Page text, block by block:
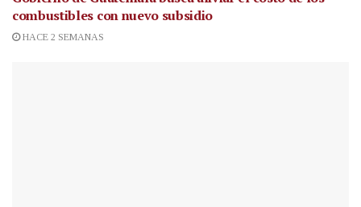
combustibles con nuevo subsidio
HACE 2 SEMANAS